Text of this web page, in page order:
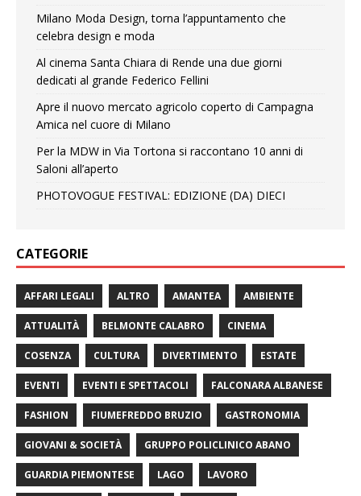
Milano Moda Design, torna l’appuntamento che
celebra design e moda
Al cinema Santa Chiara di Rende una due giorni
dedicati al grande Federico Fellini
Apre il nuovo mercato agricolo coperto di Campagna
Amica nel cuore di Milano
Per la MDW in Via Tortona si raccontano 10 anni di
Saloni all’aperto
PHOTOVOGUE FESTIVAL: EDIZIONE (DA) DIECI
CATEGORIE
AFFARI LEGALI ALTRO AMANTEA AMBIENTE
ATTUALITÀ BELMONTE CALABRO CINEMA
COSENZA CULTURA DIVERTIMENTO ESTATE
EVENTI EVENTI E SPETTACOLI FALCONARA ALBANESE
FASHION FIUMEFREDDO BRUZIO GASTRONOMIA
GIOVANI & SOCIETÀ GRUPPO POLICLINICO ABANO
GUARDIA PIEMONTESE LAGO LAVORO